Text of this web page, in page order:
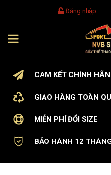
Đăng nhập
CAM KẾT CHÍNH
GIAO HÀNG TOÀN
MIỄN PHÍ ĐỔI SIZE
BẢO HÀNH 12 THÁNG